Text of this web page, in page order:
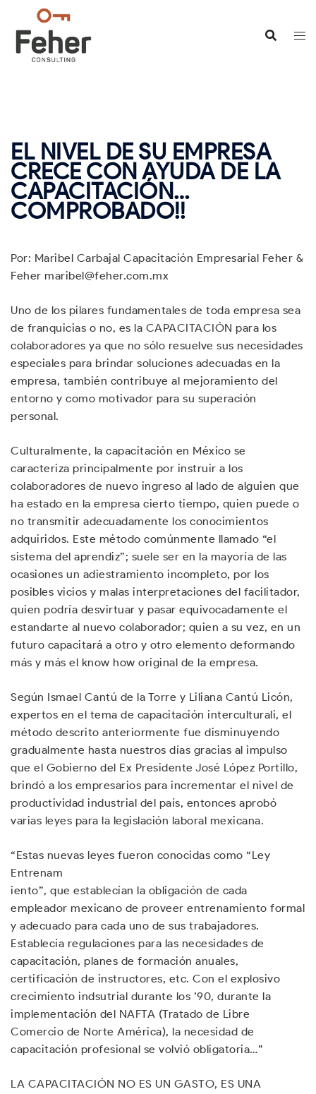
contenido
EL NIVEL DE SU EMPRESA
CRECE CON AYUDA DE LA
CAPACITACIÓN…
COMPROBADO!!
Por: Maribel Carbajal Capacitación Empresarial Feher &
Feher maribel@feher.com.mx
Uno de los pilares fundamentales de toda empresa sea
de franquicias o no, es la CAPACITACIÓN para los
colaboradores ya que no sólo resuelve sus necesidades
especiales para brindar soluciones adecuadas en la
empresa, también contribuye al mejoramiento del
entorno y como motivador para su superación
personal.
Culturalmente, la capacitación en México se
caracteriza principalmente por instruir a los
colaboradores de nuevo ingreso al lado de alguien que
ha estado en la empresa cierto tiempo, quien puede o
no transmitir adecuadamente los conocimientos
adquiridos. Este método comúnmente llamado “el
sistema del aprendiz”; suele ser en la mayoría de las
ocasiones un adiestramiento incompleto, por los
posibles vicios y malas interpretaciones del facilitador,
quien podría desvirtuar y pasar equivocadamente el
estandarte al nuevo colaborador; quien a su vez, en un
futuro capacitará a otro y otro elemento deformando
más y más el know how original de la empresa.
Según Ismael Cantú de la Torre y Liliana Cantú Licón,
expertos en el tema de capacitación interculturali, el
método descrito anteriormente fue disminuyendo
gradualmente hasta nuestros días gracias al impulso
que el Gobierno del Ex Presidente José López Portillo,
brindó a los empresarios para incrementar el nivel de
productividad industrial del país, entonces aprobó
varias leyes para la legislación laboral mexicana.
“Estas nuevas leyes fueron conocidas como “Ley
Entrenam
iento”, que establecían la obligación de cada
empleador mexicano de proveer entrenamiento formal
y adecuado para cada uno de sus trabajadores.
Establecía regulaciones para las necesidades de
capacitación, planes de formación anuales,
certificación de instructores, etc. Con el explosivo
crecimiento indsutrial durante los ’90, durante la
implementación del NAFTA (Tratado de Libre
Comercio de Norte América), la necesidad de
capacitación profesional se volvió obligatoria…”
LA CAPACITACIÓN NO ES UN GASTO, ES UNA